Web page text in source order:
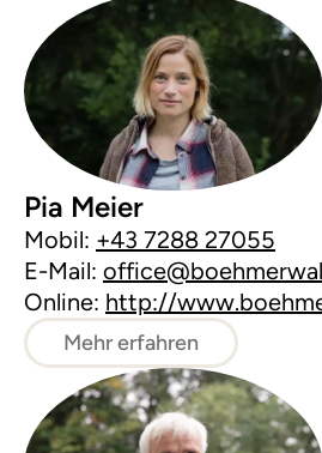
Pia Meier
Mobil: +43 7288 27055
E-Mail:
Online: http://
Mehr erfahren